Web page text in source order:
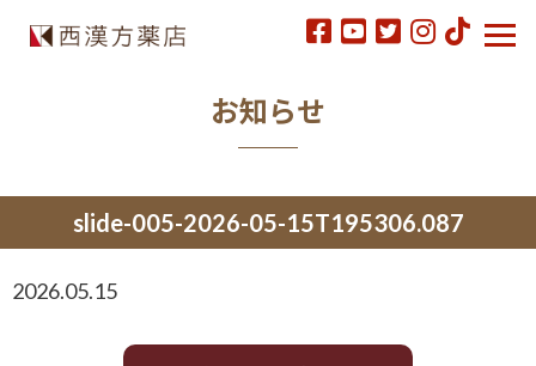
お知らせ
slide-005-2026-05-15T195306.087
2026.05.15